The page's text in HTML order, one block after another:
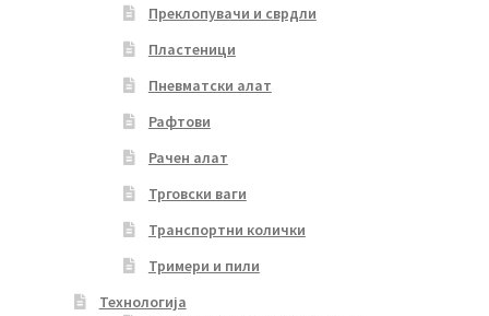
Преклопувачи и сврдли
Пластеници
Пневматски алат
Рафтови
Рачен алат
Трговски ваги
Транспортни колички
Тримери и пили
Технологија